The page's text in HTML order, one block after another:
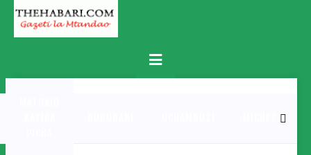
Skip
content
Primary
Menu
MICHEZO